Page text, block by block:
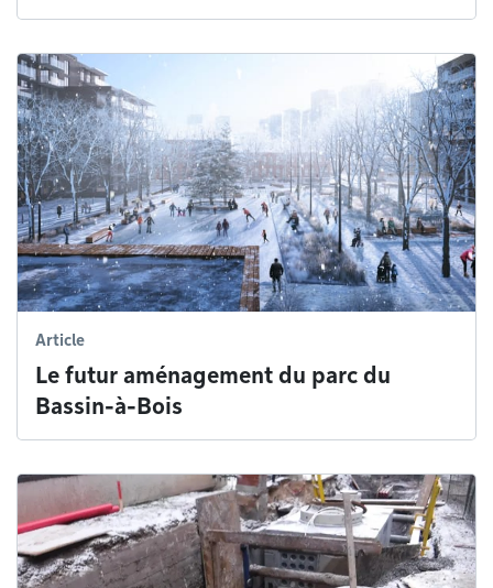
Article
Le futur aménagement du parc du
Bassin-à-Bois